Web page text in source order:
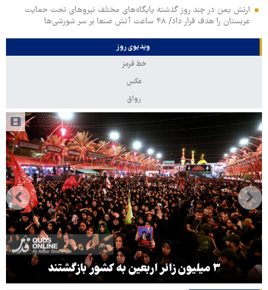
ارتش یمن در چند روز گذشته پایگاه‌های مختلف نیروهای تحت حمایت
عربستان را هدف قرار داد/ ۴۸ ساعت آتش صنعا بر سر شورشی‌ها
ویدیوی روز
خط قرمز
عکس
رواق
۳ میلیون زائر اربعین به کشور بازگشتند